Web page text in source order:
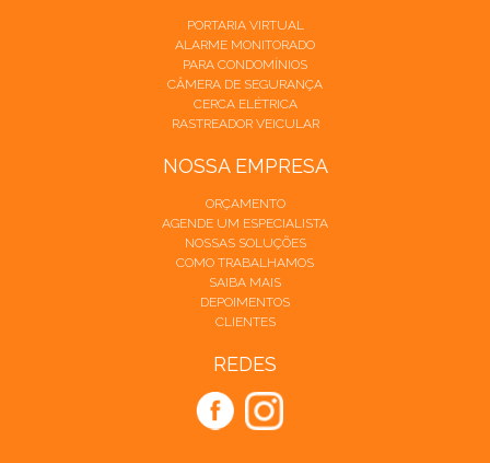
PORTARIA VIRTUAL
ALARME MONITORADO
PARA CONDOMÍNIOS
CÂMERA DE SEGURANÇA
CERCA ELÉTRICA
RASTREADOR VEICULAR
NOSSA EMPRESA
ORÇAMENTO
AGENDE UM ESPECIALISTA
NOSSAS SOLUÇÕES
COMO TRABALHAMOS
SAIBA MAIS
DEPOIMENTOS
CLIENTES
REDES